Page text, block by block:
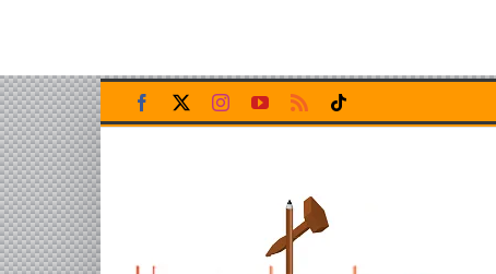
Skip
to
content
Facebook InstagramYouTubeRss